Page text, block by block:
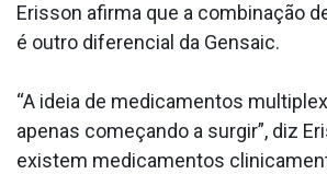
Erisson afirma que a combinação
é outro diferencial da Gensaic.
“A ideia de medicamentos
apenas começando a surgir”, diz
existem medicamentos